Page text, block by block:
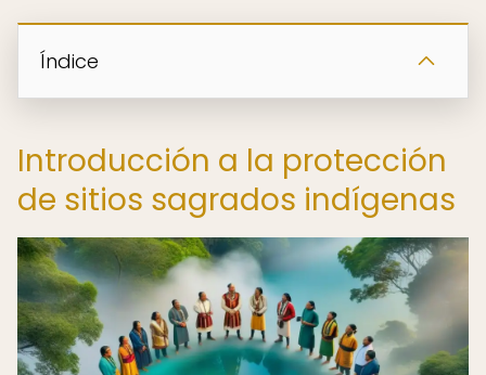
Índice
Introducción a la protección
de sitios sagrados indígenas